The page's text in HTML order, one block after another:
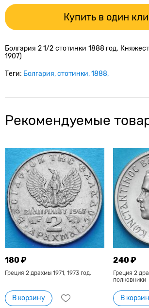
Купить в один
Болгария 2 1/2 стотинки 1888 год.
1907)
Теги: Болгария стотинки 1888
Рекомендуемые
180 ₽
Греция 2 драхмы 1971, 1973 год.
В корзину
240 ₽
Греция 2
полковники
В